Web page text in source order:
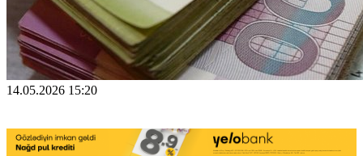
14.05.2026 15:20